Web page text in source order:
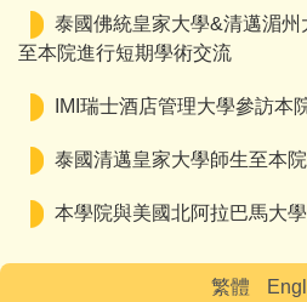
泰國佛統皇家大學&清邁湄
至本院進行短期學術交流
IMI瑞士酒店管理大學參訪本
泰國清邁皇家大學師生至本
本學院與美國北阿拉巴馬大
繁體